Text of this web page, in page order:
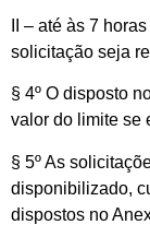
II – até às 7
solicitação seja
§ 4º O disposto
valor do limite se
§ 5º As
disponibilizado,
dispostos no